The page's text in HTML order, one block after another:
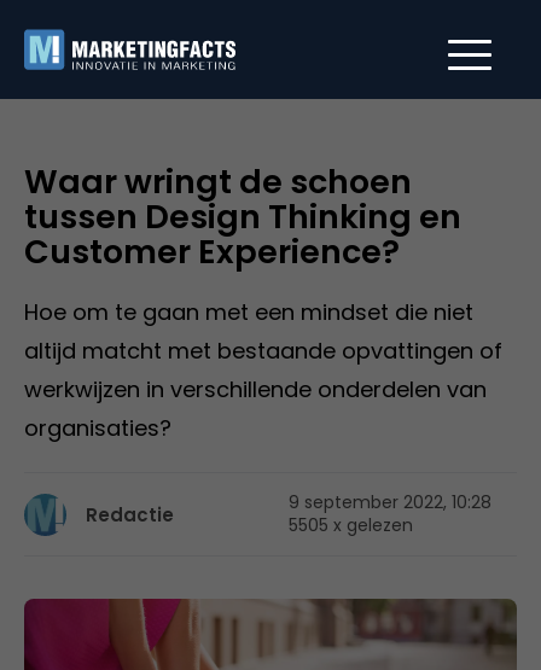
Waar wringt de schoen
tussen Design Thinking en
Customer Experience?
Hoe om te gaan met een mindset die niet
altijd matcht met bestaande opvattingen of
werkwijzen in verschillende onderdelen van
organisaties?
Redactie
9 september 2022, 10:28
5505 x gelezen